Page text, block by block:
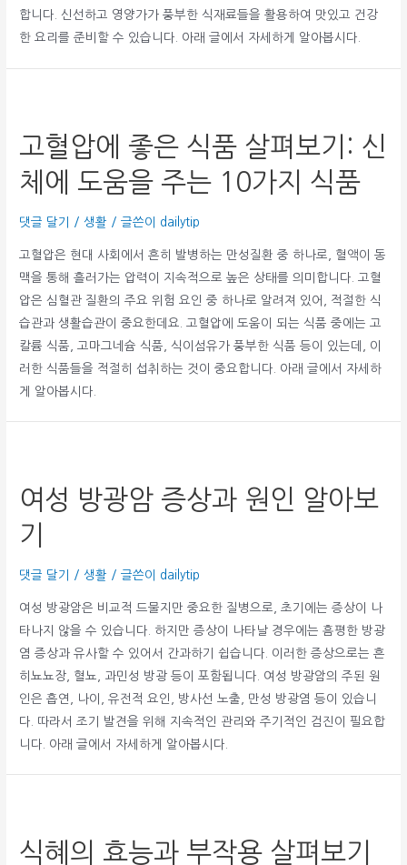
합니다. 신선하고 영양가가 풍부한 식재료들을 활용하여 맛있고 건강
한 요리를 준비할 수 있습니다. 아래 글에서 자세하게 알아봅시다.
고혈압에 좋은 식품 살펴보기: 신
체에 도움을 주는 10가지 식품
댓글 달기 /생활 / 글쓴이 dailytip
고혈압은 현대 사회에서 흔히 발병하는 만성질환 중 하나로, 혈액이 동
맥을 통해 흘러가는 압력이 지속적으로 높은 상태를 의미합니다. 고혈
압은 심혈관 질환의 주요 위험 요인 중 하나로 알려져 있어, 적절한 식
습관과 생활습관이 중요한데요. 고혈압에 도움이 되는 식품 중에는 고
칼륨 식품, 고마그네슘 식품, 식이섬유가 풍부한 식품 등이 있는데, 이
러한 식품들을 적절히 섭취하는 것이 중요합니다. 아래 글에서 자세하
게 알아봅시다.
여성 방광암 증상과 원인 알아보
기
댓글 달기 /생활 / 글쓴이 dailytip
여성 방광암은 비교적 드물지만 중요한 질병으로, 초기에는 증상이 나
타나지 않을 수 있습니다. 하지만 증상이 나타날 경우에는 흠평한 방광
염 증상과 유사할 수 있어서 간과하기 쉽습니다. 이러한 증상으로는 흔
히뇨뇨장, 혈뇨, 과민성 방광 등이 포함됩니다. 여성 방광암의 주된 원
인은 흡연, 나이, 유전적 요인, 방사선 노출, 만성 방광염 등이 있습니
다. 따라서 조기 발견을 위해 지속적인 관리와 주기적인 검진이 필요합
니다. 아래 글에서 자세하게 알아봅시다.
식혜의 효능과 부작용 살펴보기